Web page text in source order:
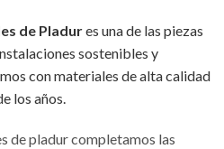
de Pladures una de las piezas
sostenibles y
con materiales de alta calidad
los años.
de pladur completamos las